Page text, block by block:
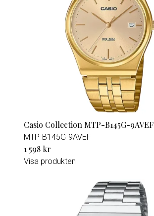
Casio Collection MTP-B145G-9AVEF
MTP-B145G-9AVEF
1 598 kr
Visa produkten